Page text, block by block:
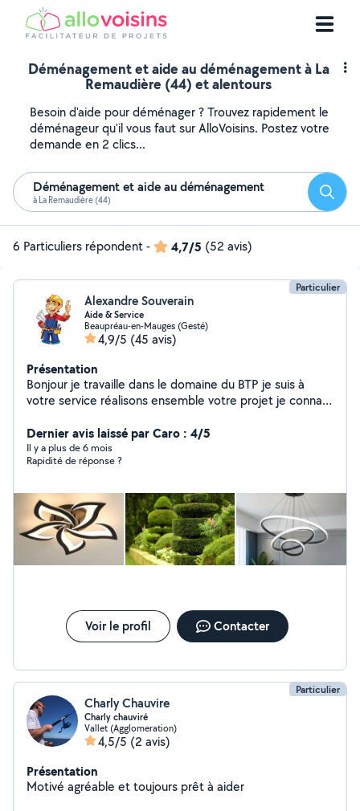
Déménagement et aide au déménagement à La
Remaudière (44) et alentours
Besoin d'aide pour déménager ? Trouvez rapidement le
déménageur qu'il vous faut sur AlloVoisins. Postez votre
demande en 2 clics...
Déménagement et aide au déménagement
à La Remaudière (44)
6 Particuliers répondent- 4,7/5 (52 avis)
Particulier
Alexandre Souverain
Aide & Service
Beaupréau-en-Mauges (Gesté)
4,9/5 (45 avis)
Présentation
Bonjour je travaille dans le domaine du BTP je suis à
votre service réalisons ensemble votre projet je connais
n'hésitez pas je suis disponible pour toute autre
demande je suis bricoleur à temps plein et prêt à servir
l'entraide fait partie de mon quotidien n'hésitez pas à
votre disposition merci cordialement.
Dernier avis laissé par Caro : 4/5
Il y a plus de 6 mois
Rapidité de réponse ?
Voir le profil Contacter
Particulier
Charly Chauvire
Charly chauviré
Vallet (Agglomeration)
4,5/5 (2 avis)
Présentation
Motivé agréable et toujours prêt à aider